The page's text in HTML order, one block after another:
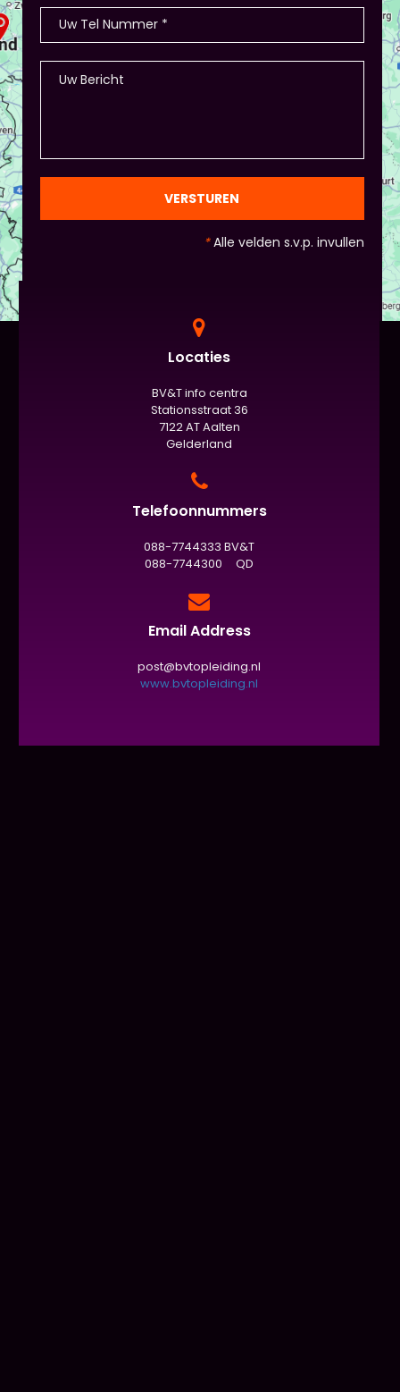
opdelen (grootte/kleur/soort) en andere spelletjes.
- Als je hierbij je eigen creativiteit in wil zetten is
dat altijd mogelijk! Maar: overleg dit dan wel met
Piet of hij dit wil in plaats van een eindpresentatie
+ zorg ervoor dat de deelnemers wel hun
en die van Piet en vervolgens de deelnemers:
gezien de eindpresentaties van 5 minuten de
officiële/vaste werkvorm zijn. Voor beginners is het
evaluatieformulier niet :)
VERSTUREN
*Alle velden s.v.p. invullen
Locaties
BV&T info centra
Stationsstraat 36
7122 AT Aalten
Gelderland
Telefoonnummers
088-7744333 BV&T
088-7744300 QD
Email Address
post@bvtopleiding.nl
www.bvtopleiding.nl